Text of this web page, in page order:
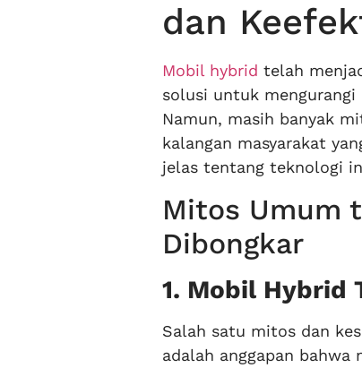
dan
Mobil hybrid telah
solusi untuk mengurangi
Namun, masih banyak
kalangan masyarakat
jelas tentang teknologi
Mitos Umum
Dibongkar
1. Mobil Hybrid
Salah satu mitos dan
adalah anggapan